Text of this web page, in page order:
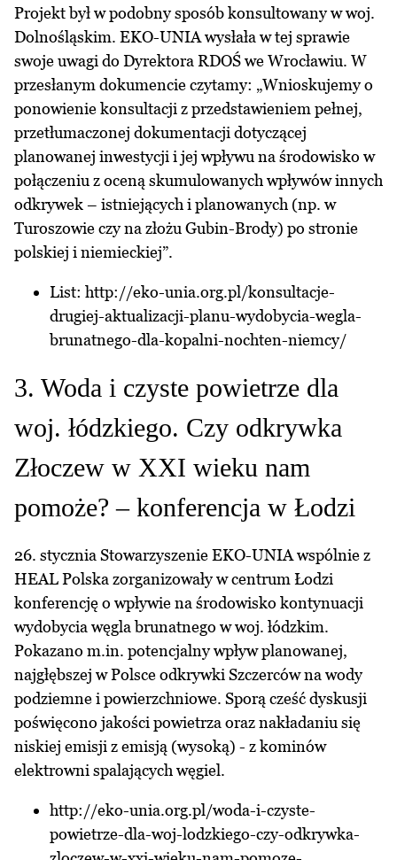
Projekt był w podobny sposób konsultowany w woj.
Dolnośląskim. EKO-UNIA wysłała w tej sprawie
swoje uwagi do Dyrektora RDOŚ we Wrocławiu. W
przesłanym dokumencie czytamy: „Wnioskujemy o
ponowienie konsultacji z przedstawieniem pełnej,
przetłumaczonej dokumentacji dotyczącej
planowanej inwestycji i jej wpływu na środowisko w
połączeniu z oceną skumulowanych wpływów innych
odkrywek – istniejących i planowanych (np. w
Turoszowie czy na złożu Gubin-Brody) po stronie
polskiej i niemieckiej”.
List: http://eko-unia.org.pl/konsultacje-
drugiej-aktualizacji-planu-wydobycia-wegla-
brunatnego-dla-kopalni-nochten-niemcy/
3. Woda i czyste powietrze dla
woj. łódzkiego. Czy odkrywka
Złoczew w XXI wieku nam
pomoże? – konferencja w Łodzi
26. stycznia Stowarzyszenie EKO-UNIA wspólnie z
HEAL Polska zorganizowały w centrum Łodzi
konferencję o wpływie na środowisko kontynuacji
wydobycia węgla brunatnego w woj. łódzkim.
Pokazano m.in. potencjalny wpływ planowanej,
najgłębszej w Polsce odkrywki Szczerców na wody
podziemne i powierzchniowe. Sporą cześć dyskusji
poświęcono jakości powietrza oraz nakładaniu się
niskiej emisji z emisją (wysoką) - z kominów
elektrowni spalających węgiel.
http://eko-unia.org.pl/woda-i-czyste-
powietrze-dla-woj-lodzkiego-czy-odkrywka-